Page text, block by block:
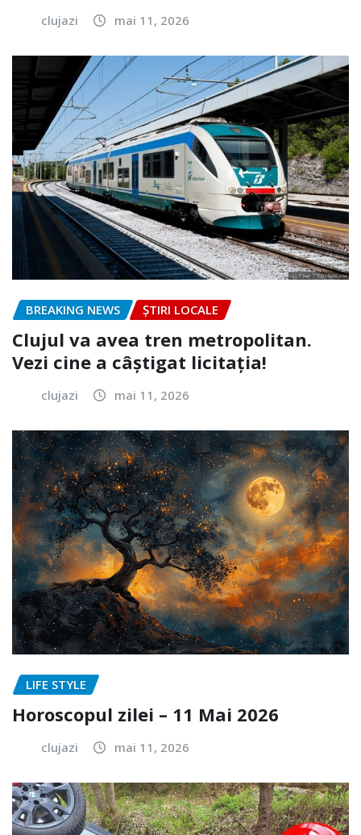
clujazi mai 11, 2026
BREAKING NEWS ȘTIRI LOCALE
Clujul va avea tren metropolitan.
Vezi cine a câștigat licitația!
clujazi mai 11, 2026
LIFE STYLE
Horoscopul zilei – 11 Mai 2026
clujazi mai 11, 2026